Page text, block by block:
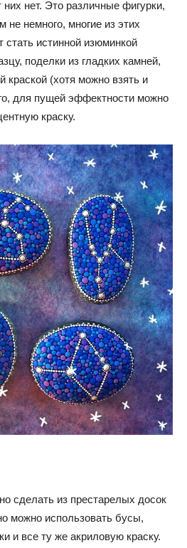
них нет. Это различные фигурки,
не немного, многие из этих
стать истинной изюминкой
поделки из гладких камней,
краской (хотя можно взять и
для пущей эффектности можно
краску.
сделать из престарелых досок
можно использовать бусы,
и все ту же акриловую краску.